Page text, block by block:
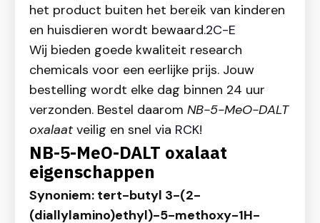
het product buiten het bereik van kinderen
en huisdieren wordt bewaard.2C-E
Wij bieden goede kwaliteit research
chemicals voor een eerlijke prijs. Jouw
bestelling wordt elke dag binnen 24 uur
verzonden. Bestel daarom NB-5-MeO-DALT
oxalaat veilig en snel via RCK!
NB-5-MeO-DALT oxalaat
eigenschappen
Synoniem: tert-butyl 3-(2-
(diallylamino)ethyl)-5-methoxy-1H-